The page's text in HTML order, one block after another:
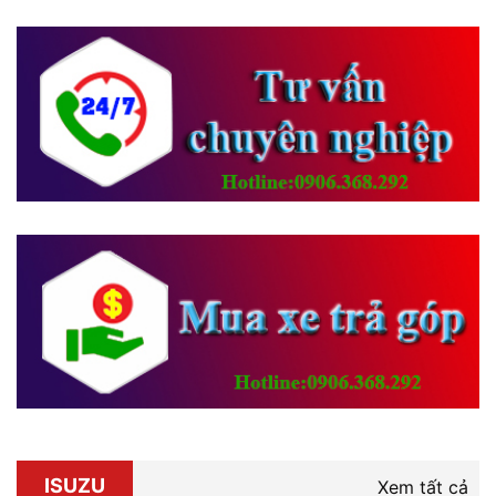
ISUZU Xem tất cả